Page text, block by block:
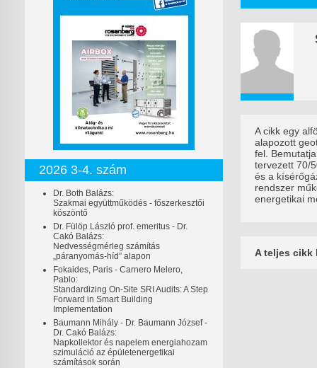
2026 3-4. szám
Dr. Both Balázs:
Szakmai együttműködés - főszerkesztői
köszöntő
Dr. Fülöp László prof. emeritus - Dr.
Cakó Balázs:
Nedvességmérleg számítás
„páranyomás-híd” alapon
Fokaides, Paris - Carnero Melero,
Pablo:
Standardizing On-Site SRI Audits: A Step
Forward in Smart Building
Implementation
Baumann Mihály - Dr. Baumann József -
Dr. Cakó Balázs:
Napkollektor és napelem energiahozam
szimuláció az épületenergetikai
számítások során
A cikk egy
alapozott
fel.
tervezett 70/
és a
rendszer
energetikai
A teljes cikk